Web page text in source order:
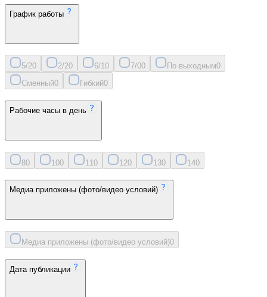
График работы
5/20 2/20 6/10 7/00 По выходным0
Сменный0 Гибкий0
Рабочие часы в день
80 100 11 0 120 130 140
Медиа приложены (фото/видео условий)
Медиа приложены (фото/видео условий)0
Дата публикации